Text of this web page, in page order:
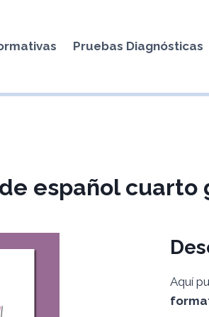
Pruebas Diagnósticas
español cuarto
Aquí